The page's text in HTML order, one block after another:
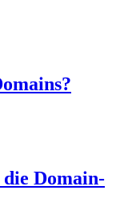
Domain-